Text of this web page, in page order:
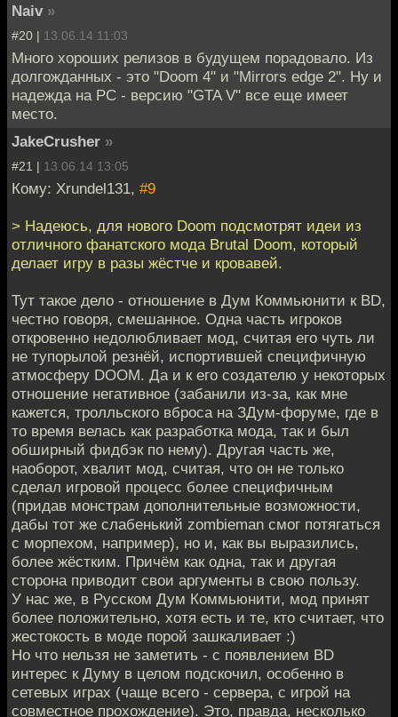
Naiv »
#20 | 13.06.14 11:03
Много хороших релизов в будущем порадовало. Из
долгожданных - это "Doom 4" и "Mirrors edge 2". Ну и
надежда на PC - версию "GTA V" все еще имеет
место.
JakeCrusher »
#21 | 13.06.14 13:05
Кому: Xrundel131, #9
> Надеюсь, для нового Doom подсмотрят идеи из
отличного фанатского мода Brutal Doom, который
делает игру в разы жёстче и кровавей.
Тут такое дело - отношение в Дум Коммьюнити к BD,
честно говоря, смешанное. Одна часть игроков
откровенно недолюбливает мод, считая его чуть ли
не тупорылой резнёй, испортившей специфичную
атмосферу DOOM. Да и к его создателю у некоторых
отношение негативное (забанили из-за, как мне
кажется, тролльского вброса на ЗДум-форуме, где в
то время велась как разработка мода, так и был
обширный фидбэк по нему). Другая часть же,
наоборот, хвалит мод, считая, что он не только
сделал игровой процесс более специфичным
(придав монстрам дополнительные возможности,
дабы тот же слабенький zombieman смог потягаться
с морпехом, например), но и, как вы выразились,
более жёстким. Причём как одна, так и другая
сторона приводит свои аргументы в свою пользу.
У нас же, в Русском Дум Коммьюнити, мод принят
более положительно, хотя есть и те, кто считает, что
жестокость в моде порой зашкаливает :)
Но что нельзя не заметить - с появлением BD
интерес к Думу в целом подскочил, особенно в
сетевых играх (чаще всего - сервера, с игрой на
совместное прохождение). Это, правда, несколько